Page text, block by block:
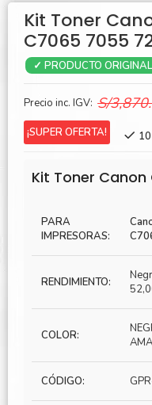
Kit Toner
C7065 7055
✓ PRODUCTO ORIGINAL
Precio inc. IGV: S/
¡SUPER OFERTA!
Kit Toner Canon
PARA
IMPRESORAS:
RENDIMIENTO:
COLOR:
CÓDIGO: